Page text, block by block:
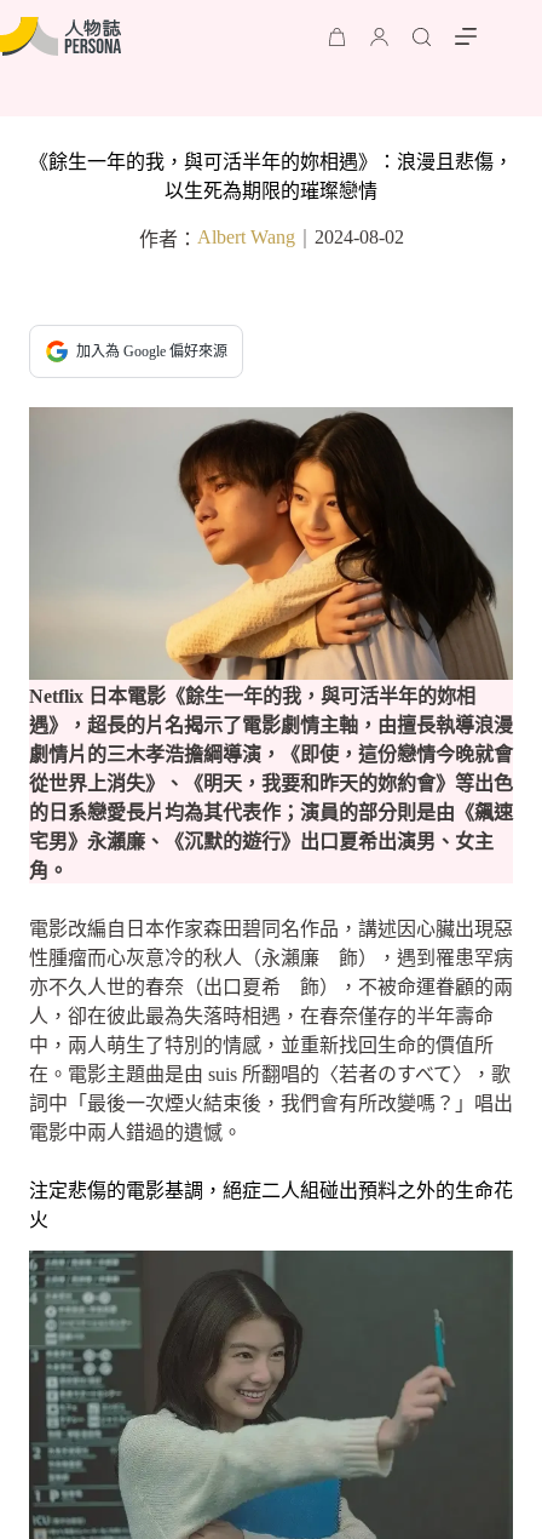
《餘生一年的我，與可活半年的妳相遇》：浪漫且悲傷，
以生死為期限的璀璨戀情
作者： Albert Wang｜ 2024-08-02
加入為 Google 偏好來源
Netflix 日本電影《餘生一年的我，與可活半年的妳相
遇》，超長的片名揭示了電影劇情主軸，由擅長執導浪漫
劇情片的三木孝浩擔綱導演，《即使，這份戀情今晚就會
從世界上消失》、《明天，我要和昨天的妳約會》等出色
的日系戀愛長片均為其代表作；演員的部分則是由《飆速
宅男》永瀨廉、《沉默的遊行》出口夏希出演男、女主
角。
電影改編自日本作家森田碧同名作品，講述因心臟出現惡
性腫瘤而心灰意冷的秋人（永瀨廉 飾），遇到罹患罕病
亦不久人世的春奈（出口夏希 飾），不被命運眷顧的兩
人，卻在彼此最為失落時相遇，在春奈僅存的半年壽命
中，兩人萌生了特別的情感，並重新找回生命的價值所
在。電影主題曲是由 suis 所翻唱的〈若者のすべて〉，歌
詞中「最後一次煙火結束後，我們會有所改變嗎？」唱出
電影中兩人錯過的遺憾。
注定悲傷的電影基調，絕症二人組碰出預料之外的生命花
火